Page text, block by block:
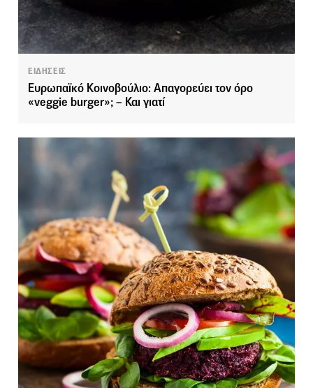
ΕΙΔΗΣΕΙΣ
Ευρωπαϊκό Κοινοβούλιο: Απαγορεύει τον όρο
«veggie burger»; – Και γιατί